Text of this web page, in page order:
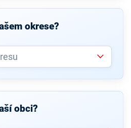
okrese?
obci?